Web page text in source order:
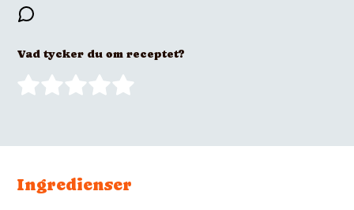
Vad tycker du om receptet?
Ingredienser